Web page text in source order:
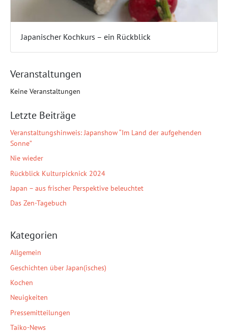
Japanischer Kochkurs – ein Rückblick
Veranstaltungen
Keine Veranstaltungen
Letzte Beiträge
Veranstaltungshinweis: Japanshow “Im Land der aufgehenden
Sonne”
Nie wieder
Rückblick Kulturpicknick 2024
Japan – aus frischer Perspektive beleuchtet
Das Zen-Tagebuch
Kategorien
Allgemein
Geschichten über Japan(isches)
Kochen
Neuigkeiten
Pressemitteilungen
Taiko-News